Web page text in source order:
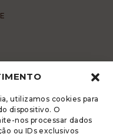
utilizamos cookies para
dispositivo. O
nos processar dados
ou IDs exclusivos